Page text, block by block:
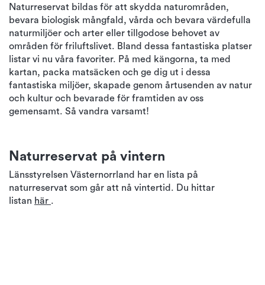
Naturreservat bildas för att skydda naturområden,
bevara biologisk mångfald, vårda och bevara värdefulla
naturmiljöer och arter eller tillgodose behovet av
områden för friluftslivet. Bland dessa fantastiska platser
listar vi nu våra favoriter. På med kängorna, ta med
kartan, packa matsäcken och ge dig ut i dessa
fantastiska miljöer, skapade genom årtusenden av natur
och kultur och bevarade för framtiden av oss
gemensamt. Så vandra varsamt!
Naturreservat på vintern
Länsstyrelsen Västernorrland har en lista på
naturreservat som går att nå vintertid. Du hittar
listan här .